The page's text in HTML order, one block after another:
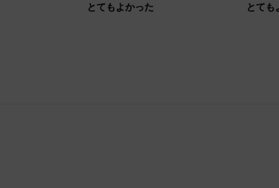
とてもよかった とても